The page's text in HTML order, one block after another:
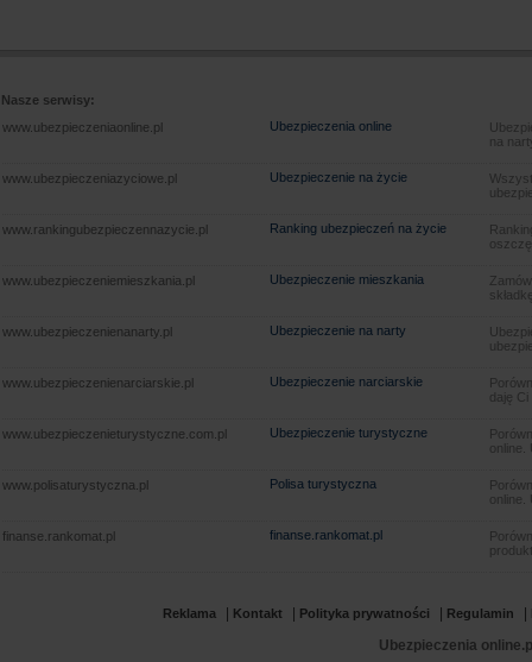
Nasze serwisy:
www.ubezpieczeniaonline.pl
Ubezpieczenia online
na
www.ubezpieczeniazyciowe.pl Ubezpieczenie na życie
www.rankingubezpieczennazycie.pl Ranking ubezpieczeń na życie
www.ubezpieczeniemieszkania.pl Ubezpieczenie mieszkania
www.ubezpieczenienanarty.pl Ubezpieczenie na narty
www.ubezpieczenienarciarskie.pl Ubezpieczenie narciarskie
daję
www.ubezpieczenieturystyczne.com.pl Ubezpieczenie turystyczne
www.polisaturystyczna.pl Polisa turystyczna
finanse.rankomat.pl finanse.rankomat.pl
Reklama Kontakt Polityka prywatności Regulamin
Ubezpieczenia